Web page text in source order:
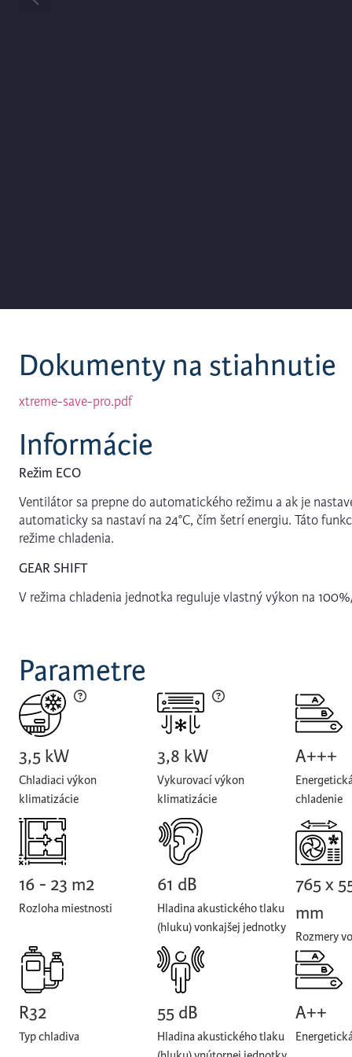
Dokumenty na stiahnutie
xtreme-save-pro.pdf
Informácie
Režim ECO
Ventilátor sa prepne do automatického režimu a ak je
automaticky sa nastaví na 24°C, čím šetrí energiu. Táto
režime chladenia.
GEAR SHIFT
V režima chladenia jednotka reguluje vlastný výkon na
Parametre
3,5 kW
Chladiaci výkon
klimatizácie
3,8 kW
Vykurovací výkon
klimatizácie
A+++
chladenie
16 - 23 m2
Rozloha miestnosti
61 dB
Hladina akustického tlaku
(hluku) vonkajšej jednotky
765 x
mm
Rozmery
R32
Typ chladiva
55 dB
Hladina akustického tlaku
A++